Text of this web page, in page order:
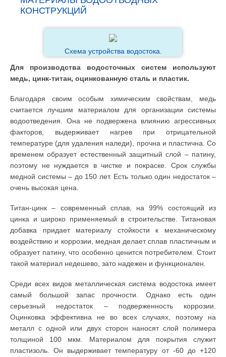
КОНСТРУКЦИЙ
Схема устройства водостока.
Для производства водосточных систем используют
медь, цинк-титан, оцинкованную сталь и пластик.
Благодаря своим особым химическим свойствам, медь
считается лучшим материалом для организации системы
водоотведения. Она не подвержена влиянию агрессивных
факторов, выдерживает нагрев при отрицательной
температуре (для удаления наледи), прочна и пластична. Со
временем образует естественный защитный слой – патину,
поэтому не нуждается в чистке и покраске. Срок службы
медной системы – до 150 лет. Есть только один недостаток –
очень высокая цена.
Титан-цинк – современный сплав, на 99% состоящий из
цинка и широко применяемый в строительстве. Титановая
добавка придает материалу стойкости к механическому
воздействию и коррозии, медная делает сплав пластичным и
образует патину, что особенно ценится потребителем. Стоит
такой материал недешево, зато надежен и функционален.
Среди всех видов металлическая система водостока имеет
самый большой запас прочности. Однако есть один
серьезный недостаток – подверженность коррозии.
Оцинковка эффективна не во всех случаях, поэтому на
металл с одной или двух сторон наносят слой полимера
толщиной 100 мкм. Материалом для покрытия служит
пластизоль. Он выдерживает температуру от -60 до +120